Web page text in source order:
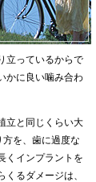
立っているからで
かに良い噛み合わ
立と同じくらい大
を、歯に過度な
くインプラントを
るダメージは、